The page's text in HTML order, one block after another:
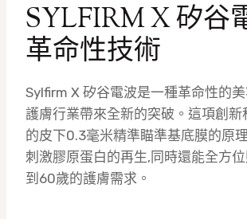
SYLFIRM X 矽谷
革命性技術
Sylfirm X 矽谷電波是一種革命性的
護膚行業帶來全新的突破。這項創新
的皮下0.3毫米精準瞄準基底膜的原
刺激膠原蛋白的再生,同時還能全方
到60歲的護膚需求。